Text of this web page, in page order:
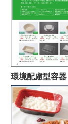
環境配慮型容器